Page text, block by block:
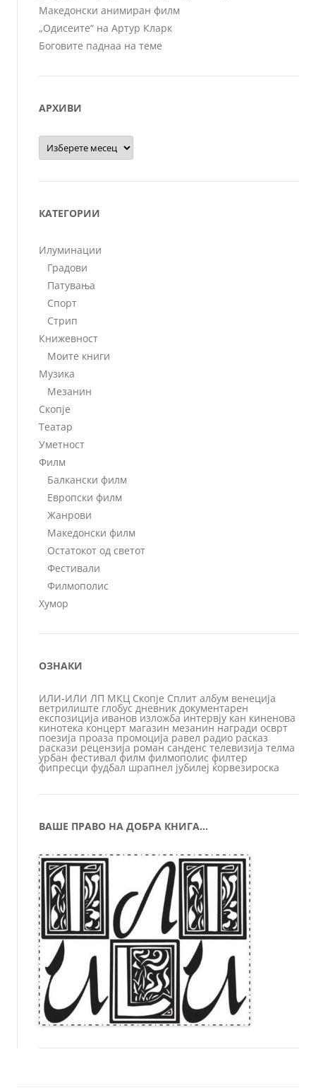
Македонски анимиран филм
„Одисеите“ на Артур Кларк
Боговите паднаа на теме
АРХИВИ
Архиви
КАТЕГОРИИ
Илуминации
Градови
Патувања
Спорт
Стрип
Книжевност
Моите книги
Музика
Мезанин
Скопје
Театар
Уметност
Филм
Балкански филм
Европски филм
Жанрови
Македонски филм
Остатокот од светот
Фестивали
Филмополис
Хумор
ОЗНАКИ
ИЛИ-ИЛИ ЛП МКЦ Скопје Сплит албум венеција
ветрилиште глобус дневник документарен
експозиција иванов изложба интервју кан киненова
кинотека концерт магазин мезанин награди осврт
поезија проаза промоција равел радио расказ
раскази рецензија роман санденс телевизија телма
урбан фестивал филм филмополис филтер
фипресци фудбал шрапнел јубилеј ќорвезироска
ВАШЕ ПРАВО НА ДОБРА КНИГА…